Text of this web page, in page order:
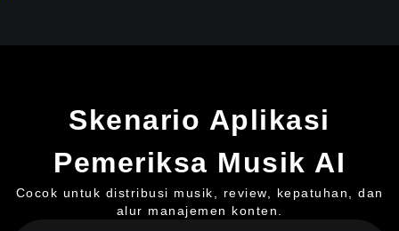
Skenario Aplikasi
Pemeriksa Musik AI
Cocok untuk distribusi musik, review, kepatuhan, dan
alur manajemen konten.